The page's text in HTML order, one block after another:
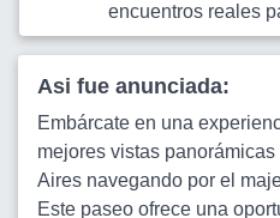
encuentros reales
Asi fue anunciada:
Embárcate en una
mejores vistas
Aires navegando por el
Este paseo ofrece una